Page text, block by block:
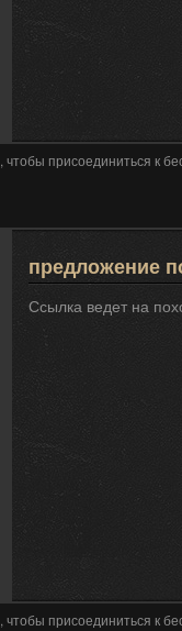
, чтобы присоединиться к
предложение
Ссылка ведет на
, чтобы присоединиться к